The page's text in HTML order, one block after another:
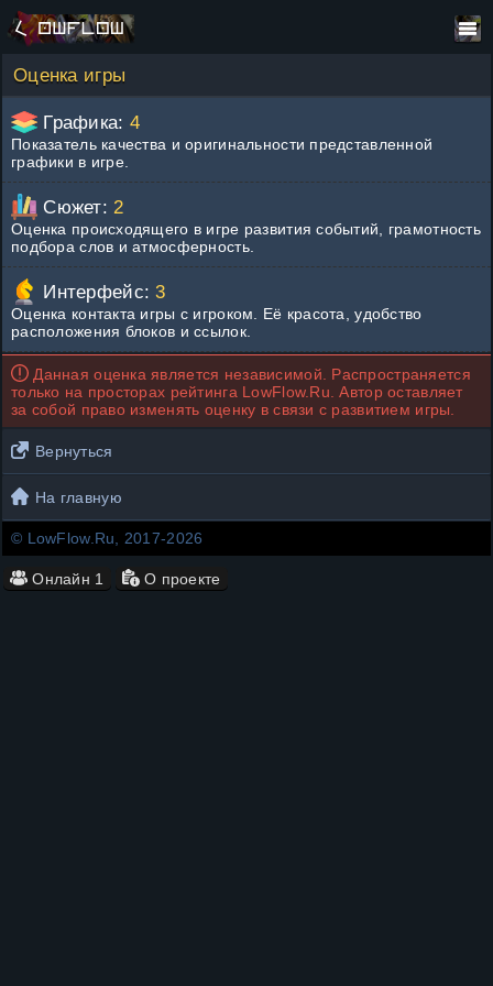
Оценка игры
Графика: 4
Показатель качества и оригинальности представленной
графики в игре.
Сюжет:2
Оценка происходящего в игре развития событий, грамотность
подбора слов и атмосферность.
Интерфейс:3
Оценка контакта игры с игроком. Её красота, удобство
расположения блоков и ссылок.
Данная оценка является независимой. Распространяется
только на просторах рейтинга LowFlow.Ru. Автор оставляет
за собой право изменять оценку в связи с развитием игры.
Вернуться
На главную
© LowFlow.Ru, 2017-2026
Онлайн 1 О проекте